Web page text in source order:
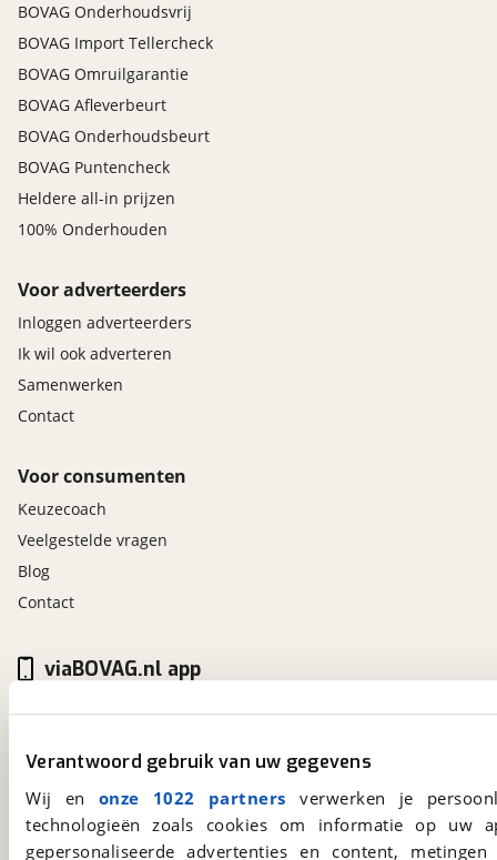
Verantwoord gebruik van uw gegevens
Wij en onze 1022 partners verwerken je
technologieën zoals cookies om informatie op
gepersonaliseerde advertenties en content,
BOVAG Onderhoudsvrij
BOVAG Import Tellercheck
BOVAG Omruilgarantie
BOVAG Afleverbeurt
BOVAG Onderhoudsbeurt
BOVAG Puntencheck
Heldere all-in prijzen
100% Onderhouden
Voor adverteerders
Inloggen adverteerders
Ik wil ook adverteren
Samenwerken
Contact
Voor consumenten
Keuzecoach
Veelgestelde vragen
Blog
Contact
viaBOVAG.nl
Kosterijland
viaBOVAG.nl app